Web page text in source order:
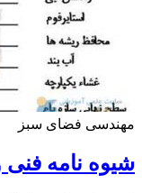
فضای سبز
نامه فنی و